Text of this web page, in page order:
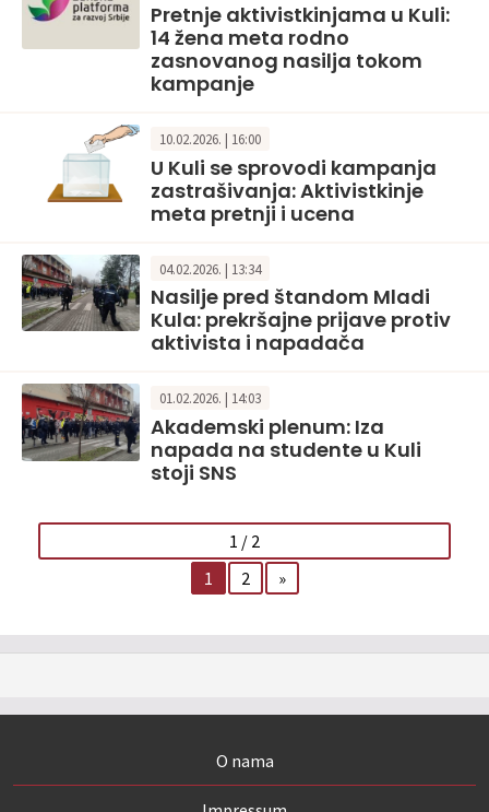
Pretnje aktivistkinjama u Kuli:
14 žena meta rodno
zasnovanog nasilja tokom
kampanje
10.02.2026. | 16:00
U Kuli se sprovodi kampanja
zastrašivanja: Aktivistkinje
meta pretnji i ucena
04.02.2026. | 13:34
Nasilje pred štandom Mladi
Kula: prekršajne prijave protiv
aktivista i napadača
01.02.2026. | 14:03
Akademski plenum: Iza
napada na studente u Kuli
stoji SNS
1 / 2
1
2 »
O nama